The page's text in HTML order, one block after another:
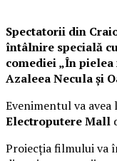
Spectatorii din
întâlnire specială
comediei „În
Azaleea Necula și
Evenimentul va
Electroputere Mall
Proiecția filmului va